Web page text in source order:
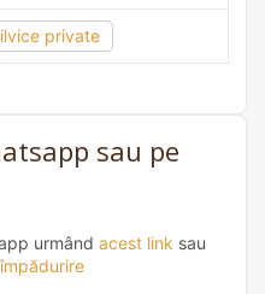
private
sau pe
urmând acest link sau